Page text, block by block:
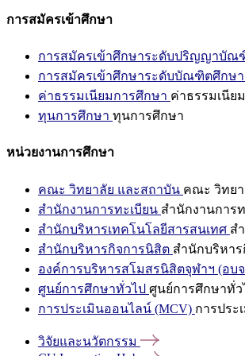
การสมัครเข้าศึกษา
การสมัครเข้าศึกษาระดับปริญญาบัณ
การสมัครเข้าศึกษาระดับบัณฑิตศึกษา
ค่าธรรมเนียมการศึกษา ค่าธรรมเนีย
ทุนการศึกษา ทุนการศึกษา
หน่วยงานการศึกษา
คณะ วิทยาลัย และสถาบัน คณะ วิทย
สำนักงานการทะเบียน สำนักงานการ
สำนักบริหารเทคโนโลยีสารสนเทศ ส
สำนักบริหารกิจการนิสิต สำนักบริหา
องค์การบริหารสโมสรนิสิตจุฬาฯ (อบ
ศูนย์การศึกษาทั่วไป ศูนย์การศึกษาทั่ว
การประเมินออนไลน์ (MCV) การประ
วิจัยและนวัตกรรม